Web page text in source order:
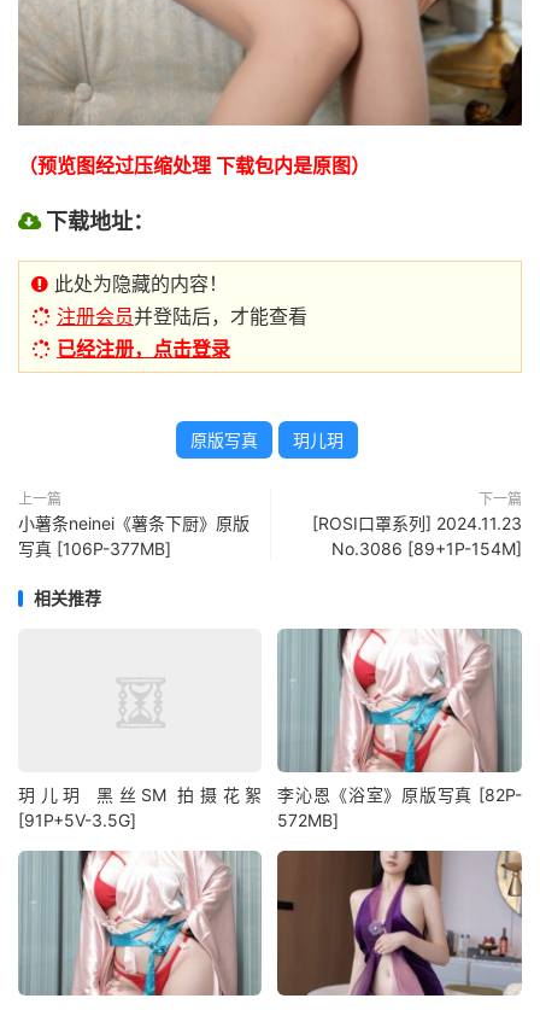
（预览图经过压缩处理 下载包内是原图）
下载地址：
此处为隐藏的内容！
注册会员并登陆后，才能查看
已经注册，点击登录
原版写真 玥儿玥
上一篇
小薯条neinei《薯条下厨》原版
写真 [106P-377MB]
下一篇
[ROSI口罩系列] 2024.11.23
No.3086 [89+1P-154M]
相关推荐
玥儿玥 黑丝SM 拍摄花絮
[91P+5V-3.5G]
李沁恩《浴室》原版写真 [82P-
572MB]